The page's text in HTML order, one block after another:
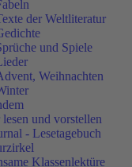
der Weltliteratur
und Spiele
Weihnachten
und vorstellen
- Lesetagebuch
Klassenlektüre